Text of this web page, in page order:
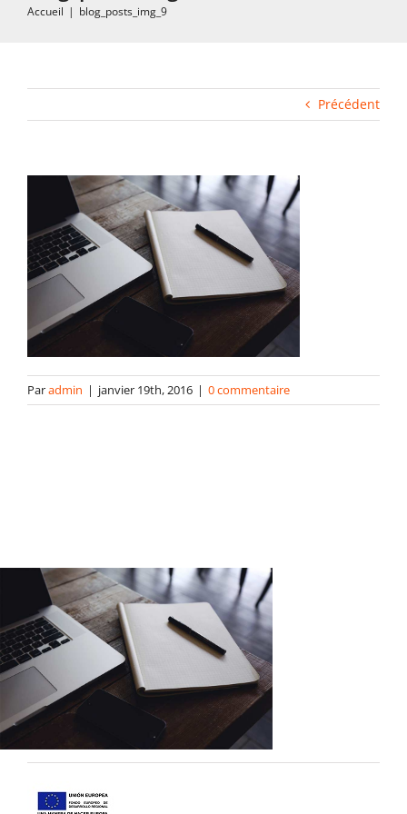
Gabarits
Blog
contact
Accueil | blog_posts_img_9
Précédent
Paradmin | janvier 19th, 2016 | 0 commentaire